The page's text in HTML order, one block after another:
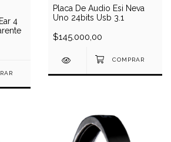
4
Placa De Audio Esi Neva
Uno 24bits Usb 3.1
$145.000,00